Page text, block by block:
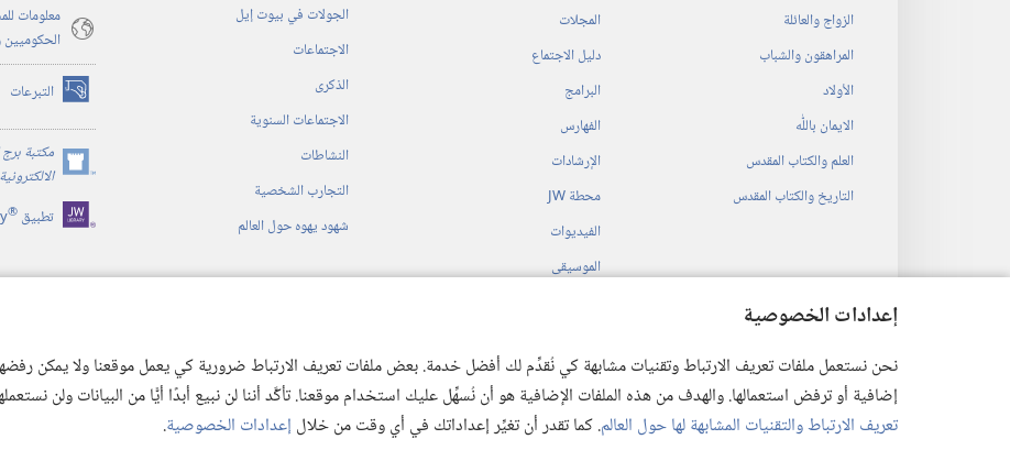
إعدادات الخصوصية
نحن نستعمل ملفات تعريف الارتباط وتقنيات مشابهة كي نُقدِّم لك أفضل خدمة. بعض ملفات تعريف الارتباط ضرورية كي يعمل موقعنا ولا يمكن
إضافية أو ترفض استعمالها. والهدف من هذه الملفات الإضافية هو أن نُسهِّل عليك استخدام موقعنا. تأكَّد أننا لن نبيع أبدًا أيًّا من البيانات ولن
تعريف الارتباط والتقنيات المشابهة لها حول العالم. كما تقدر أن تغيِّر إعداداتك في أي وقت من خلال إعدادات الخصوصية.
الزواج والعائلة
المراهقون والشباب
الأولاد
الايمان باللّٰه
العلم والكتاب المقدس
التاريخ والكتاب المقدس
المجلات
دليل الاجتماع
البرامج
الفهارس
الإرشادات
محطة‏ ‏JW
الفيديوات
الموسيقى
الجولات في بيوت إيل
الاجتماعات
الذكرى
الاجتماعات السنوية
النشاطات
التجارب الشخصية
شهود يهوه حول العالم
معلومات
التبرعات (يفتح
نافذة
جديدة) مكتبة برج
الالكترونية (يفتح
نافذة
جديدة) تطبيق ®
© 2026 .Watch Tower Bible and Tract Society of Pennsylvania شروط الاستخدام